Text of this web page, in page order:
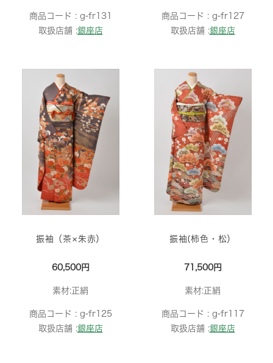
商品コード : g-fr131
取扱店舗 :銀座店
商品コード : g-fr127
取扱店舗 :銀座店
振袖（茶×朱赤）
60,500円
素材:正絹
商品コード : g-fr125
取扱店舗 :銀座店
振袖(柿色・松）
71,500円
素材:正絹
商品コード : g-fr117
取扱店舗 :銀座店